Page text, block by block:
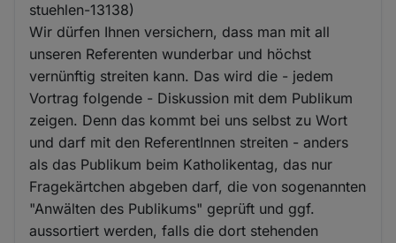
stuehlen-13138)
Wir dürfen Ihnen versichern, dass man mit all
unseren Referenten wunderbar und höchst
vernünftig streiten kann. Das wird die - jedem
Vortrag folgende - Diskussion mit dem Publikum
zeigen. Denn das kommt bei uns selbst zu Wort
und darf mit den ReferentInnen streiten - anders
als das Publikum beim Katholikentag, das nur
Fragekärtchen abgeben darf, die von sogenannten
"Anwälten des Publikums" geprüft und ggf.
aussortiert werden, falls die dort stehenden